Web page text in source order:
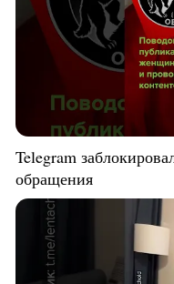
Telegram
обращения